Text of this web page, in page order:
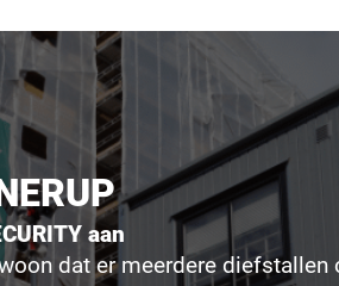
aan
dat er meerdere diefstallen